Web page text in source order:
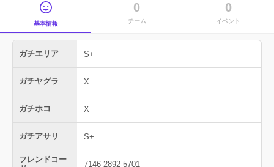
基本情報
0
チーム
0
イベント
ガチエリア S+
ガチヤグラ X
ガチホコ X
ガチアサリ S+
フレンドコー
7146-2892-5701